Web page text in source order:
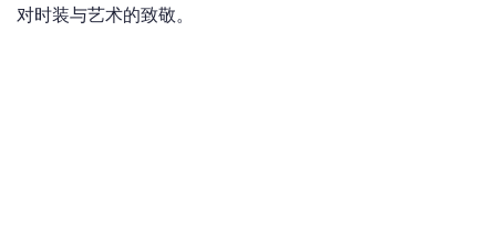
对时装与艺术的致敬。